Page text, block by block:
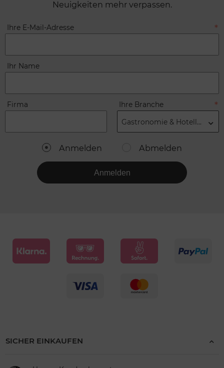
Neuigkeiten mehr verpassen.
Ihre E-Mail-Adresse
Ihr Name
Firma Ihre Branche
Gastronomie & Hotellerie
Anmelden Abmelden
Anmelden
SICHER EINKAUFEN